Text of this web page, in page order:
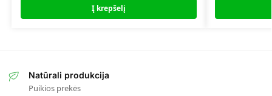
Į krepšelį
Natūrali produkcija
Puikios prekės